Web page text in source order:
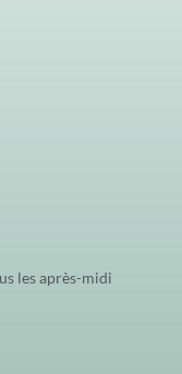
les après-midi